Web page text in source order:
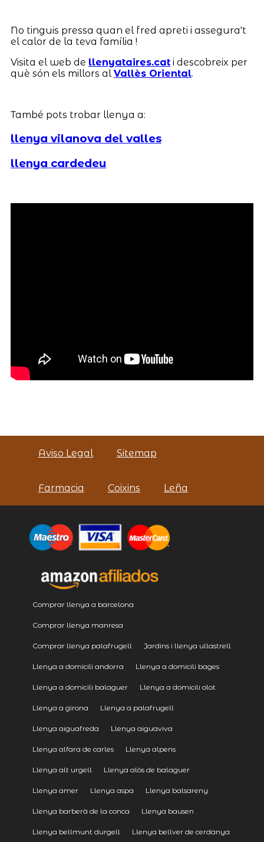
No tinguis pressa quan el fred apreti i assegura't
el calor de la teva família !
Visita el web de llenyataires.cati descobreix per
què són els millors alVallès Oriental.
També pots trobar llenya a:
llenya vilanova del valles
llenya cardedeu
Aviso Legal Sitemap
Farmacia Coixins Leña
Comprar llenya a barcelona
Comprar llenya manresa
Comprar llenya palafrugell Jardins i llenya ullastrell
Llenya a domicili andorra Llenya a domicili bages
Llenya a domicili balaguer Llenya a domicili olot
Llenya a girona Llenya a palafrugell
Llenya aiguafreda Llenya aiguaviva
Llenya alfara de carles Llenya alpens
Llenya alt urgell Llenya alòs de balaguer
Llenya amer Llenya aspa Llenya balsareny
Llenya barberà de la conca Llenya bausen
Llenya bellmunt durgell Llenya bellver de cerdanya